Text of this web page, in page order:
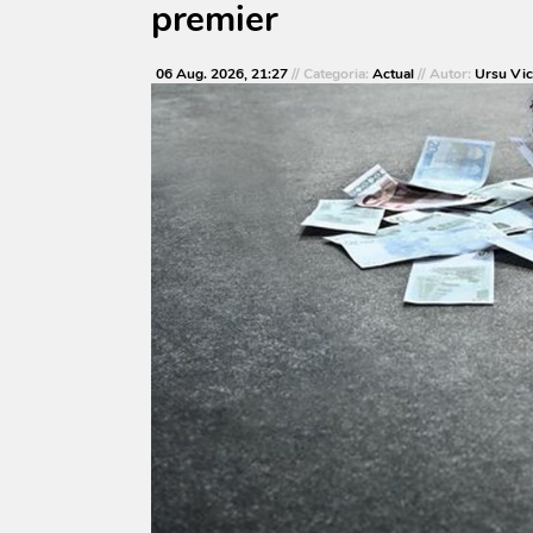
premier
06 Aug. 2026, 21:27// Categoria: Actual// Autor: Ursu